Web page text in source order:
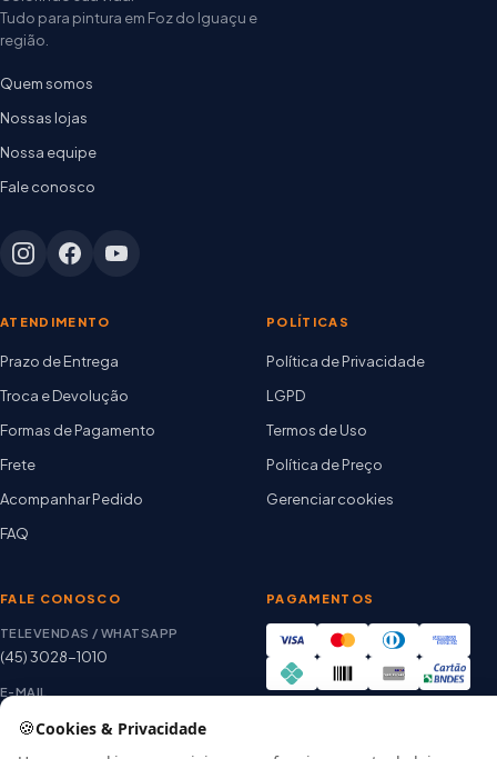
Tudo para pintura em Foz do Iguaçu e
região.
Quem somos
Nossas lojas
Nossa equipe
Fale conosco
ATENDIMENTO
Prazo de Entrega
Troca e Devolução
Formas de Pagamento
Frete
Acompanhar Pedido
FAQ
POLÍTICAS
Política de Privacidade
LGPD
Termos de Uso
Política de Preço
Gerenciar cookies
FALE CONOSCO
TELEVENDAS / WHATSAPP
(45) 3028-1010
E-MAIL
PAGAMENTOS
🍪Cookies & Privacidade